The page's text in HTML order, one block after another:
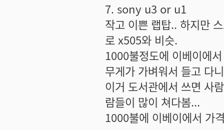
7. sony u3 or u1
작고 이쁜 랩탑.. 하지만
로 x505와 비슷.
1000불정도에 이베이에
무게가 가벼워서 들고 다
이거 도서관에서 쓰면 사
람들이 많이 쳐다봄...
1000불에 이베이에서 가